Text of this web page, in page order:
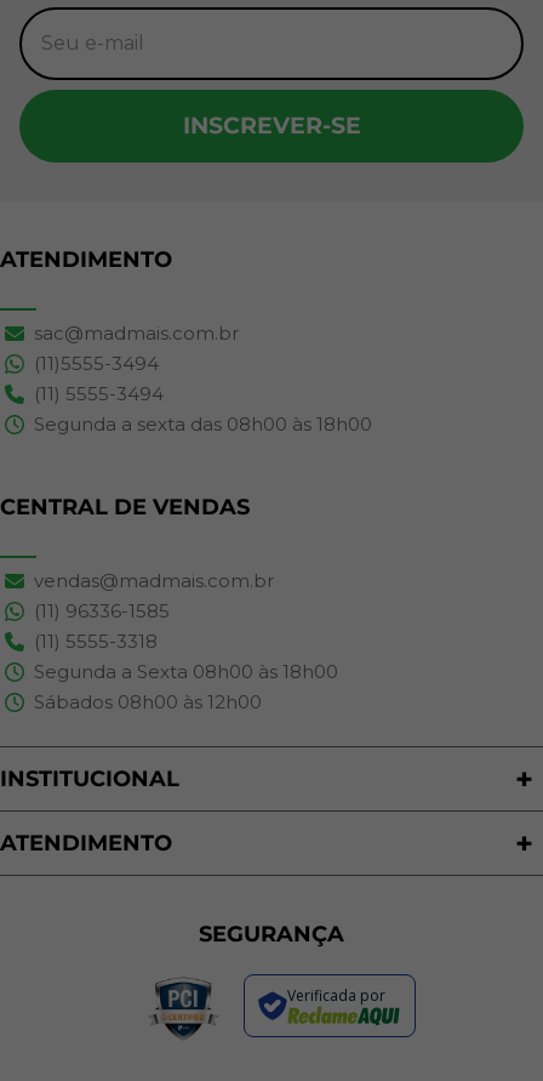
INSCREVER-SE
ATENDIMENTO
sac@madmais.com.br
(11)5555-3494
(11) 5555-3494
Segunda a sexta das 08h00 às 18h00
CENTRAL DE VENDAS
vendas@madmais.com.br
(11) 96336-1585
(11) 5555-3318
Segunda a Sexta 08h00 às 18h00
Sábados 08h00 às 12h00
INSTITUCIONAL
Quem Somos
Nossas Lojas
ATENDIMENTO
Política de Privacidade
Trocas e Devoluções
Regras de Promoções
Termos de Uso
SEGURANÇA
Verificada por